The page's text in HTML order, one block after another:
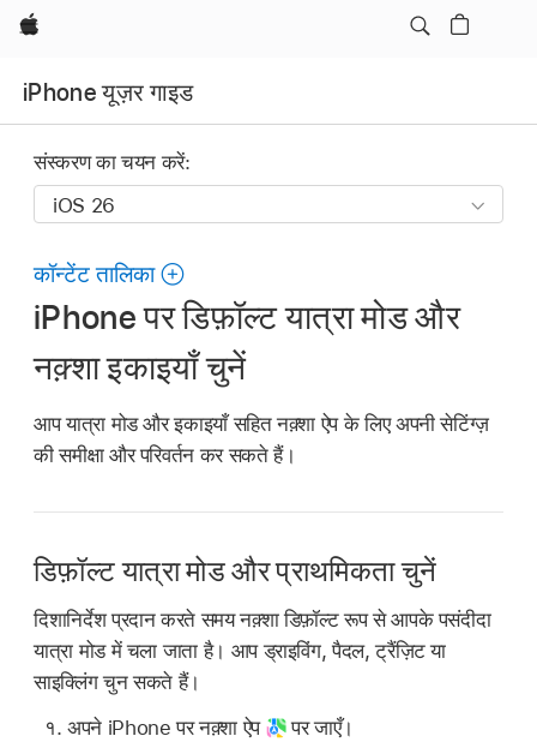
Apple
iPhone यूज़र गाइड
संस्करण का चयन करें:
कॉन्टेंट तालिका
iPhone पर डिफ़ॉल्ट यात्रा मोड और
नक़्शा इकाइयाँ चुनें
आप यात्रा मोड और इकाइयाँ सहित नक़्शा ऐप के लिए अपनी सेटिंग्ज़
की समीक्षा और परिवर्तन कर सकते हैं।
डिफ़ॉल्ट यात्रा मोड और प्राथमिकता चुनें
दिशानिर्देश प्रदान करते समय नक़्शा डिफ़ॉल्ट रूप से आपके पसंदीदा
यात्रा मोड में चला जाता है। आप ड्राइविंग, पैदल, ट्रैंज़िट या
साइक्लिंग चुन सकते हैं।
अपने iPhone पर नक़्शा ऐप
पर जाएँ।